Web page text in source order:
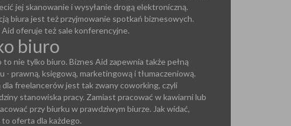
jej skanowanie i wysyłanie drogą elektroniczną.
biura jest też przyjmowanie spotkań biznesowych.
oferuje też sale konferencyjne.
biuro
nie tylko biuro. Biznes Aid zapewnia także pełną
- prawną, księgową, marketingową i tłumaczeniową.
freelancerów jest tak zwany coworking, czyli
stanowiska pracy. Zamiast pracować w kawiarni lub
przy biurku w prawdziwym biurze. Jak widać,
oferta dla każdego.